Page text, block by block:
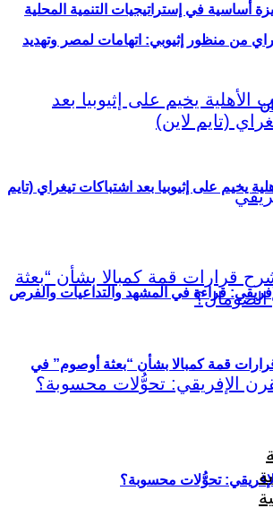
من منظور إثيوبي: اتهامات لمصر وتهديد
قراءة في المشهد والتداعيات والفرص
الإفريقي: تحوُّلات محسوبة؟
أساسية في إستراتيجيات التنمية المحلية
يخيم على إثيوبيا بعد اشتباكات تيغراي (تايم
قمة كمبالا بشأن “بعثة أوصوم” في